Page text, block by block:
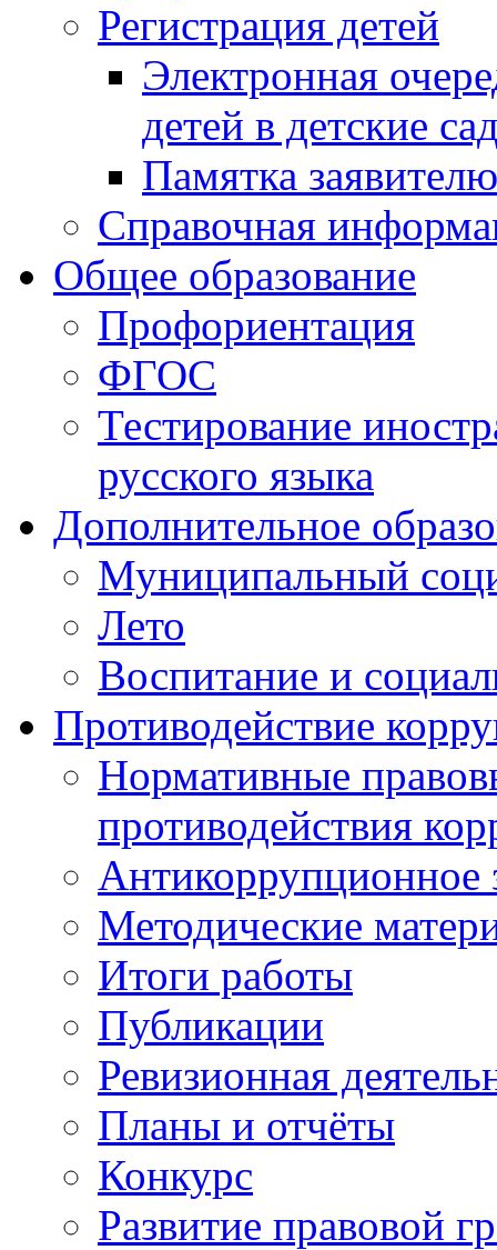
Регистрация детей
Электронная
детей в детские
Памятка заявителю
Справочная
Общее образование
Профориентация
ФГОС
Тестирование
русского языка
Дополнительное
Муниципальный
Лето
Воспитание и
Противодействие
Нормативные
противодействия
Антикоррупционное
Методические
Итоги работы
Публикации
Ревизионная
Планы и отчёты
Конкурс
Развитие правовой